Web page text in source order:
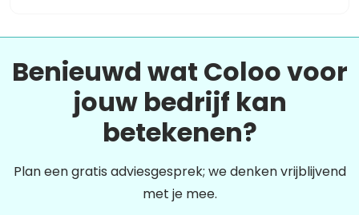
Benieuwd wat Coloo voor
jouw bedrijf kan
betekenen?
Plan een gratis adviesgesprek; we denken vrijblijvend
met je mee.